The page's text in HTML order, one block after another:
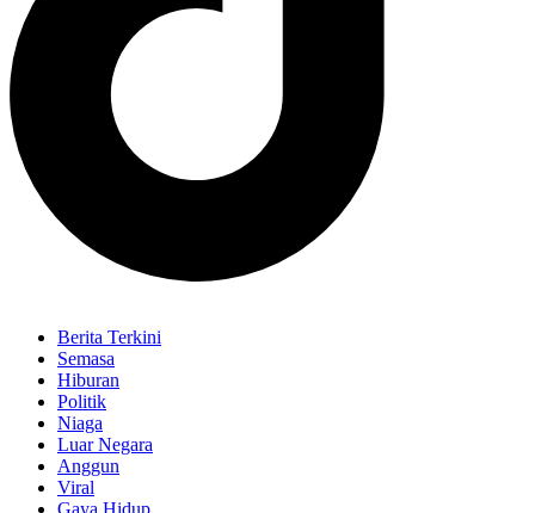
Berita Terkini
Semasa
Hiburan
Politik
Niaga
Luar Negara
Anggun
Viral
Gaya Hidup